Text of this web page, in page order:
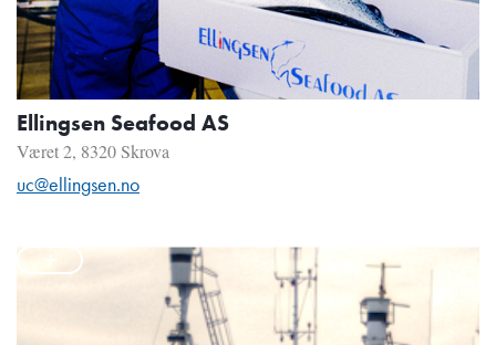
Ellingsen Seafood AS
Været 2, 8320 Skrova
uc@ellingsen.no
+